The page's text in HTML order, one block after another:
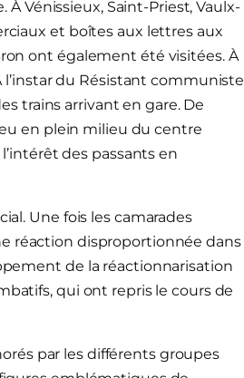
Vénissieux, Saint-Priest, Vaulx-
et boîtes aux lettres aux
ont également été visitées. À
l’instar du Résistant communiste
trains arrivant en gare. De
en plein milieu du centre
des passants en
Une fois les camarades
réaction disproportionnée dans
de la réactionnarisation
qui ont repris le cours de
par les différents groupes